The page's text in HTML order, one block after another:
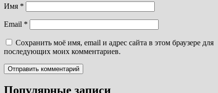
Имя *
Email *
Сохранить моё имя, email и адрес сайта в этом браузере для
последующих моих комментариев.
Популярные записи